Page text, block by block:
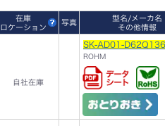
在庫
ロケーション
写真
型名/メーカ名
その他情報
自社在庫
SK-AD01-
ROHM